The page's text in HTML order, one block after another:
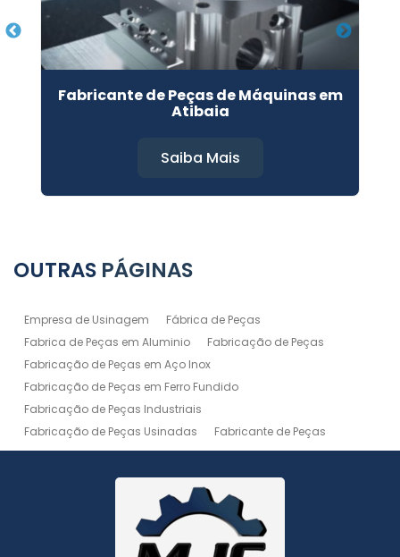
Fabricante de Peças de Máquinas em
Atibaia
Saiba Mais
OUTRAS PÁGINAS
Empresa de Usinagem
Fábrica de Peças
Fabrica de Peças em Aluminio
Fabricação de Peças
Fabricação de Peças em Aço Inox
Fabricação de Peças em Ferro Fundido
Fabricação de Peças Industriais
Fabricação de Peças Usinadas
Fabricante de Peças
Fabricante de Peças de Máquinas
Manutenção de Máquina
Peças Usinadas
Serviço de Soldagem
Serviço de Usinagem
Serviço de Usinagem Pesada
Serviços de Usinagem CNC